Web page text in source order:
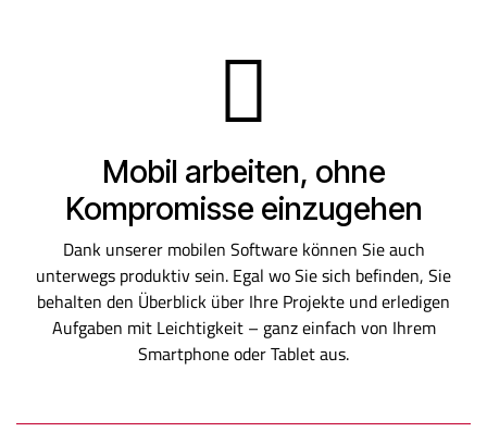
Mobil arbeiten, ohne
Kompromisse einzugehen
Dank unserer mobilen Software können Sie auch
unterwegs produktiv sein. Egal wo Sie sich befinden, Sie
behalten den Überblick über Ihre Projekte und erledigen
Aufgaben mit Leichtigkeit – ganz einfach von Ihrem
Smartphone oder Tablet aus.